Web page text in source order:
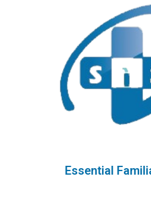
Essential